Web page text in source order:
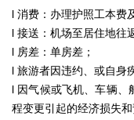
l 消费：办理护照工本费
l 接送：机场至居住地往
l 房差：单房差；
l 旅游者因违约、或自身
l 因气候或飞机、车辆、
程变更引起的经济损失和